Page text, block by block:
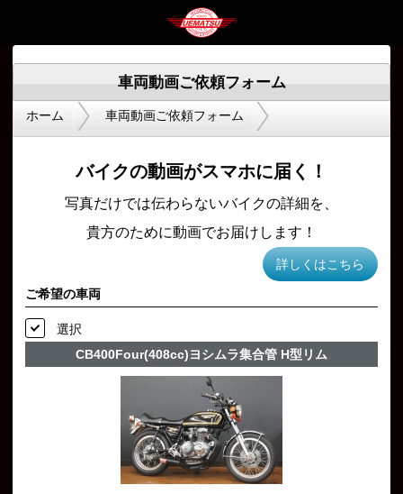
車両動画ご依頼フォーム
ホーム 車両動画ご依頼フォーム
バイクの動画がスマホに届く！
写真だけでは伝わらないバイクの詳細を、
貴方のために動画でお届けします！
詳しくはこちら
ご希望の車両
選択
CB400Four(408cc)ヨシムラ集合管 H型リム